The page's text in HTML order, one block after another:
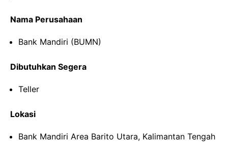
Nama Perusahaan
Bank Mandiri (BUMN)
Dibutuhkan Segera
Teller
Lokasi
Bank Mandiri Area Barito Utara, Kalimantan Tengah